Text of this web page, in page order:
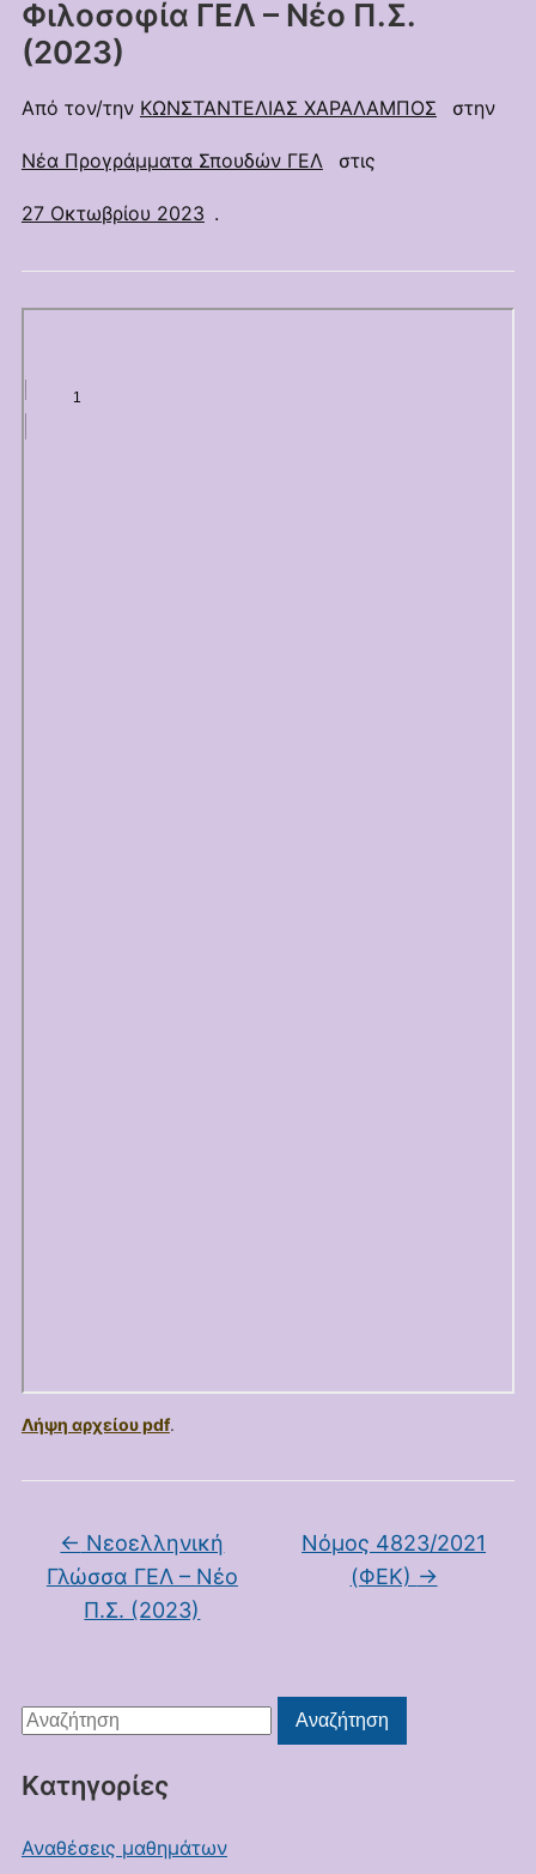
Αναζήτηση
για:
Αναζήτηση
Kατηγορίες
Αναθέσεις μαθημάτων
Φιλοσοφία ΓΕΛ – Νέο Π.Σ.
(2023)
Από τον/την ΚΩΝΣΤΑΝΤΕΛΙΑΣ ΧΑΡΑΛΑΜΠΟΣ στην
Νέα Προγράμματα Σπουδών ΓΕΛ στις
27 Οκτωβρίου 2023 .
Λήψη αρχείου pdf.
← Νεοελληνική
Γλώσσα ΓΕΛ – Νέο
Π.Σ. (2023)
Νόμος 4823/2021
(ΦΕΚ) →